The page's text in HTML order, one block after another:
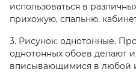
использоваться в
прихожую, спальню,
3. Рисунок: однотонные.
однотонных обоев делают
вписывающимися в любой